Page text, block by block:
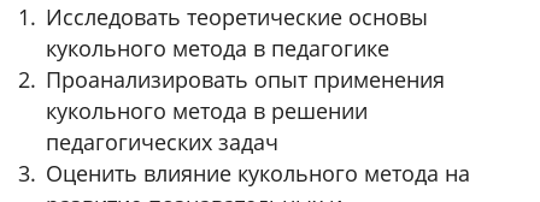
Исследовать теоретические основы
кукольного метода в педагогике
Проанализировать опыт применения
кукольного метода в решении
педагогических задач
Оценить влияние кукольного метода на